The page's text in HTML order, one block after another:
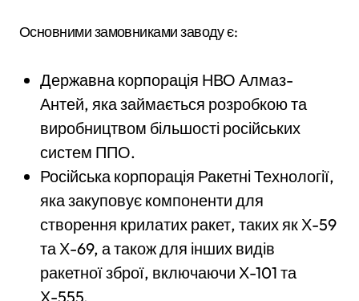
Основними замовниками заводу є:
Державна корпорація НВО Алмаз-
Антей, яка займається розробкою та
виробництвом більшості російських
систем ППО.
Російська корпорація Ракетні Технології,
яка закуповує компоненти для
створення крилатих ракет, таких як Х-59
та Х-69, а також для інших видів
ракетної зброї, включаючи Х-101 та
Х-555.